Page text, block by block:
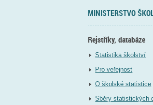
MINISTERSTVO
Rejstříky, databáze
Statistika školství
Pro veřejnost
O školské statistice
Sběry statistických